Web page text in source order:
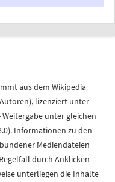
aus dem Wikipedia
Autoren), lizenziert unter
unter gleichen
. Informationen zu den
Mediendateien
durch Anklicken
unterliegen die Inhalte